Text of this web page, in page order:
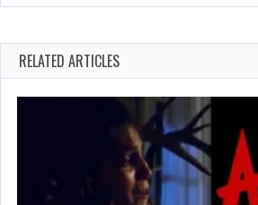
RELATED ARTICLES